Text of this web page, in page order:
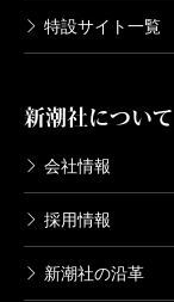
特設サイト一覧
新潮社について
会社情報
採用情報
新潮社の沿革